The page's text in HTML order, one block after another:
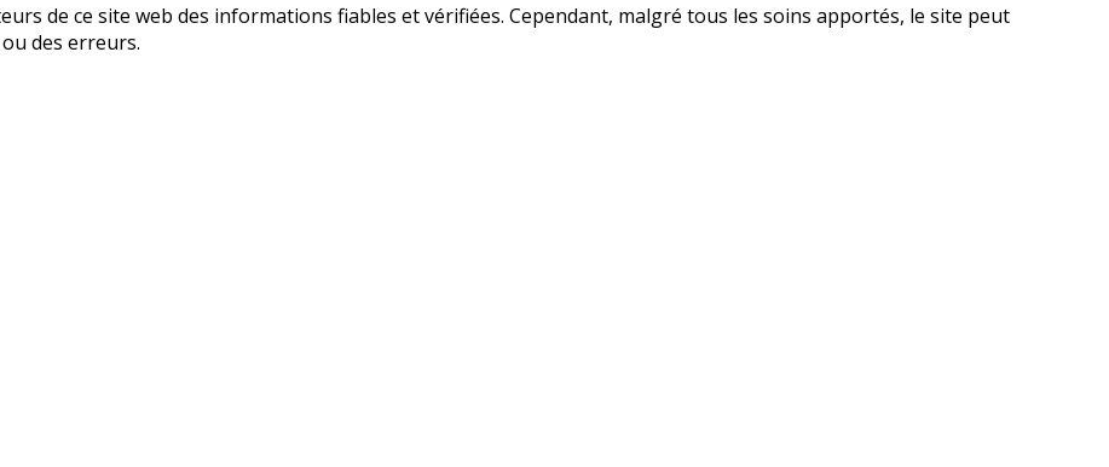
de ce site web des informations fiables et vérifiées. Cependant, malgré tous les soins apportés, le site peut
des erreurs.